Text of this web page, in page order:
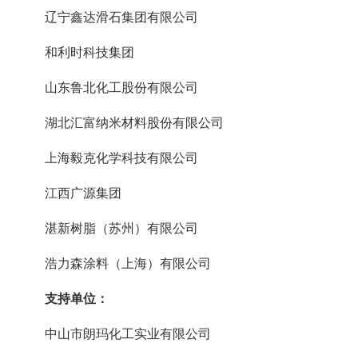
辽宁鑫达滑石集团有限公司
和利时科技集团
山东鲁北化工股份有限公司
湖北汇富纳米材料股份有限公司
上海毅克化学科技有限公司
江西广源集团
湛新树脂（苏州）有限公司
浩力森涂料（上海）有限公司
支持单位：
中山市朗玛化工实业有限公司